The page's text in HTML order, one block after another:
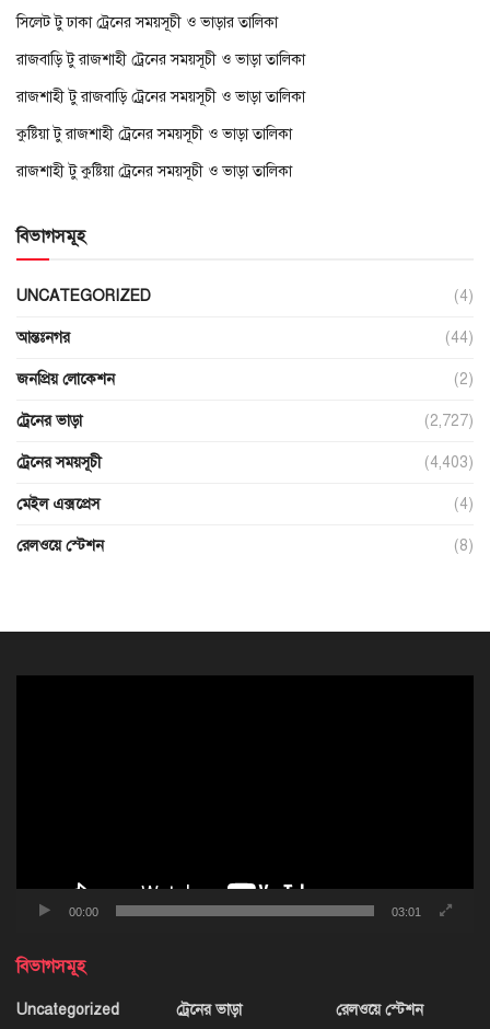
সিলেট টু ঢাকা ট্রেনের সময়সূচী ও ভাড়ার তালিকা
রাজবাড়ি টু রাজশাহী ট্রেনের সময়সূচী ও ভাড়া তালিকা
রাজশাহী টু রাজবাড়ি ট্রেনের সময়সূচী ও ভাড়া তালিকা
কুষ্টিয়া টু রাজশাহী ট্রেনের সময়সূচী ও ভাড়া তালিকা
রাজশাহী টু কুষ্টিয়া ট্রেনের সময়সূচী ও ভাড়া তালিকা
বিভাগসমূহ
UNCATEGORIZED (4)
আন্তঃনগর (44)
জনপ্রিয় লোকেশন (2)
ট্রেনের ভাড়া (2,727)
ট্রেনের সময়সূচী (4,403)
মেইল এক্সপ্রেস (4)
রেলওয়ে স্টেশন (8)
00:00 03:01
বিভাগসমূহ
Uncategorized
ট্রেনের ভাড়া
রেলওয়ে স্টেশন